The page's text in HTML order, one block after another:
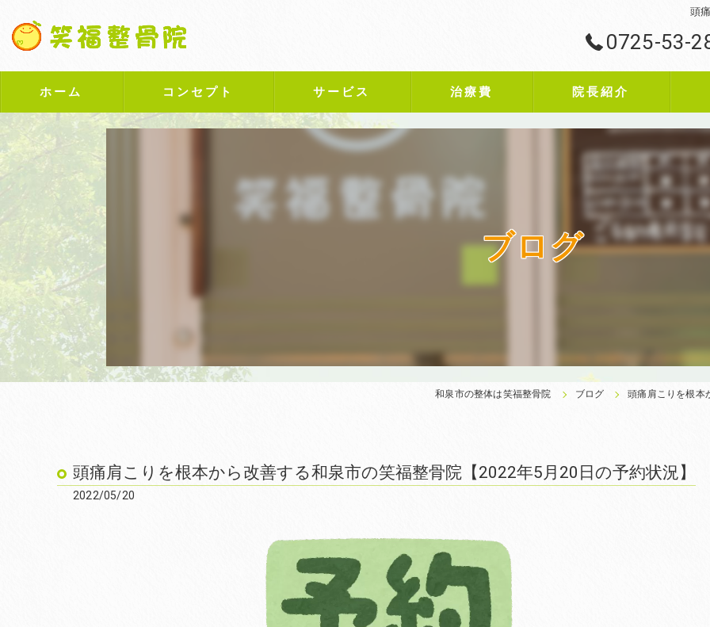
頭
0725-53-
ホーム コンセプト サービス 治療費 院長紹介
ブログ
和泉市の整体は笑福整骨院 ブログ 頭痛肩こりを根本
頭痛肩こりを根本から改善する和泉市の笑福整骨院【2022年5月20日の予約状況】
2022/05/20